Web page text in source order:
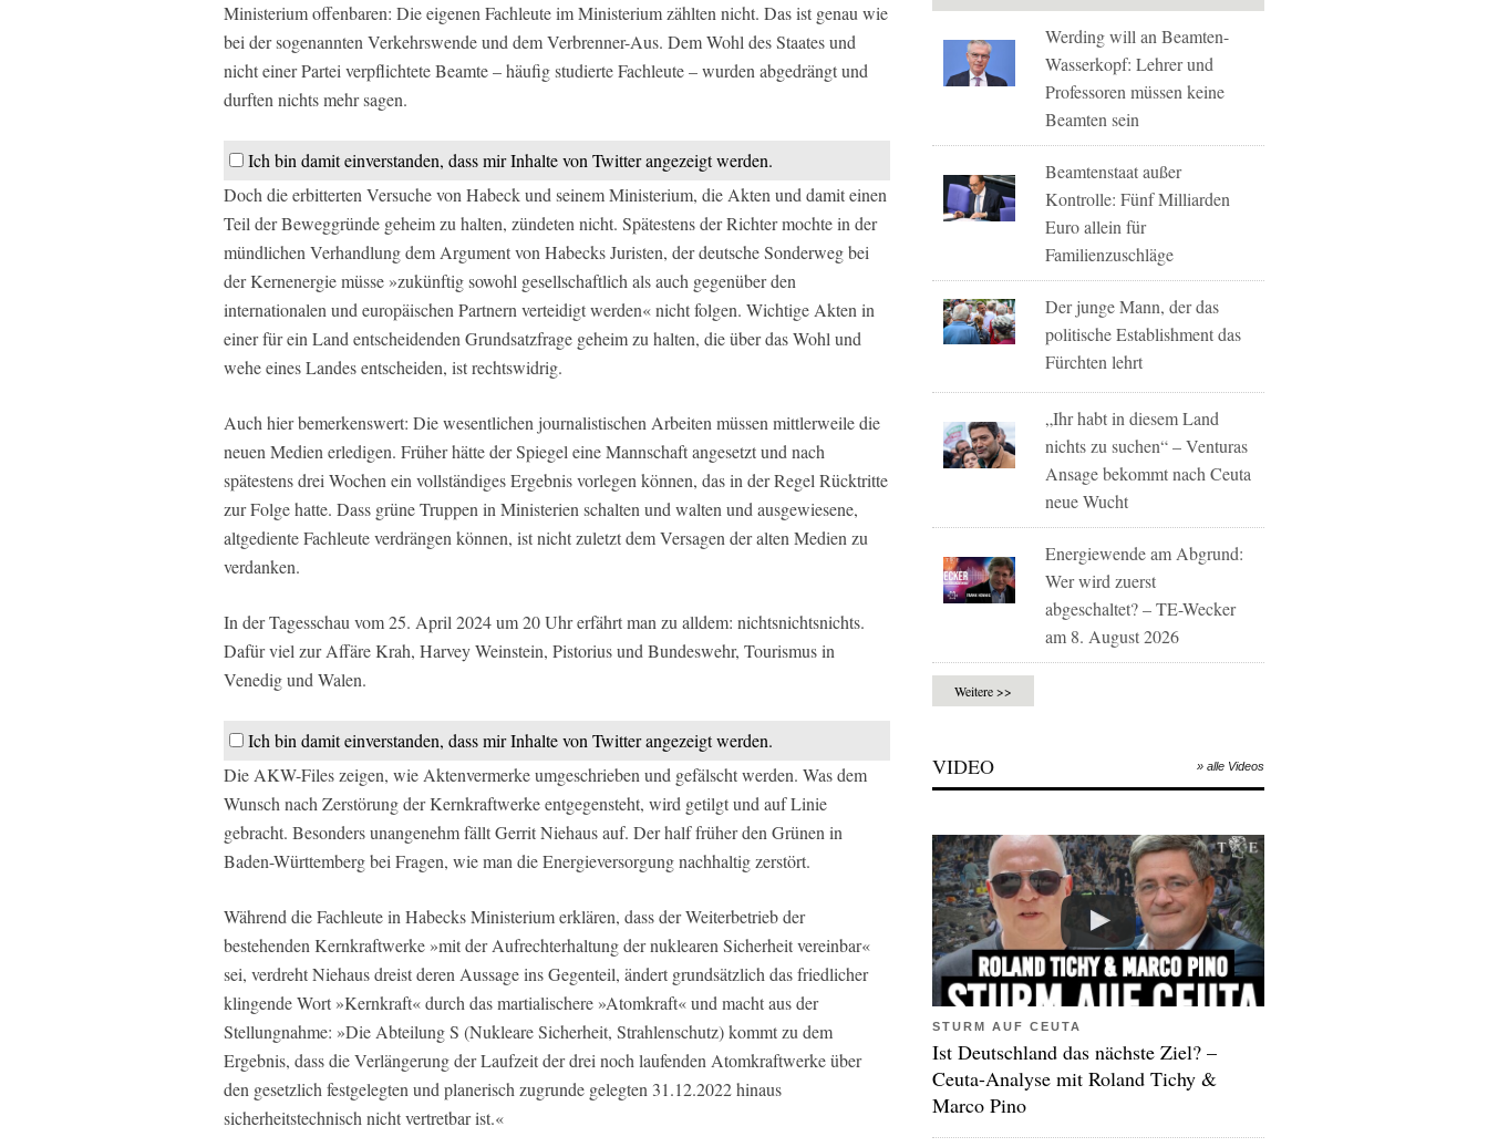
Ministerium offenbaren: Die eigenen Fachleute im Ministerium zählten nicht. Das ist genau wie
bei der sogenannten Verkehrswende und dem Verbrenner-Aus. Dem Wohl des Staates und
nicht einer Partei verpflichtete Beamte – häufig studierte Fachleute – wurden abgedrängt und
durften nichts mehr sagen.
Ich bin damit einverstanden, dass mir Inhalte von Twitter angezeigt werden.
Doch die erbitterten Versuche von Habeck und seinem Ministerium, die Akten und damit einen
Teil der Beweggründe geheim zu halten, zündeten nicht. Spätestens der Richter mochte in der
mündlichen Verhandlung dem Argument von Habecks Juristen, der deutsche Sonderweg bei
der Kernenergie müsse »zukünftig sowohl gesellschaftlich als auch gegenüber den
internationalen und europäischen Partnern verteidigt werden« nicht folgen. Wichtige Akten in
einer für ein Land entscheidenden Grundsatzfrage geheim zu halten, die über das Wohl und
wehe eines Landes entscheiden, ist rechtswidrig.
Auch hier bemerkenswert: Die wesentlichen journalistischen Arbeiten müssen mittlerweile die
neuen Medien erledigen. Früher hätte der Spiegel eine Mannschaft angesetzt und nach
spätestens drei Wochen ein vollständiges Ergebnis vorlegen können, das in der Regel Rücktritte
zur Folge hatte. Dass grüne Truppen in Ministerien schalten und walten und ausgewiesene,
altgediente Fachleute verdrängen können, ist nicht zuletzt dem Versagen der alten Medien zu
verdanken.
In der Tagesschau vom 25. April 2024 um 20 Uhr erfährt man zu alldem: nichtsnichtsnichts.
Dafür viel zur Affäre Krah, Harvey Weinstein, Pistorius und Bundeswehr, Tourismus in
Venedig und Walen.
Ich bin damit einverstanden, dass mir Inhalte von Twitter angezeigt werden.
Die AKW-Files zeigen, wie Aktenvermerke umgeschrieben und gefälscht werden. Was dem
Wunsch nach Zerstörung der Kernkraftwerke entgegensteht, wird getilgt und auf Linie
gebracht. Besonders unangenehm fällt Gerrit Niehaus auf. Der half früher den Grünen in
Baden-Württemberg bei Fragen, wie man die Energieversorgung nachhaltig zerstört.
Während die Fachleute in Habecks Ministerium erklären, dass der Weiterbetrieb der
bestehenden Kernkraftwerke »mit der Aufrechterhaltung der nuklearen Sicherheit vereinbar«
sei, verdreht Niehaus dreist deren Aussage ins Gegenteil, ändert grundsätzlich das friedlicher
klingende Wort »Kernkraft« durch das martialischere »Atomkraft« und macht aus der
Stellungnahme: »Die Abteilung S (Nukleare Sicherheit, Strahlenschutz) kommt zu dem
Ergebnis, dass die Verlängerung der Laufzeit der drei noch laufenden Atomkraftwerke über
den gesetzlich festgelegten und planerisch zugrunde gelegten 31.12.2022 hinaus
sicherheitstechnisch nicht vertretbar ist.«
Werding will an Beamten-
Wasserkopf: Lehrer und
Professoren müssen keine
Beamten sein
Beamtenstaat außer
Kontrolle: Fünf Milliarden
Euro allein für
Familienzuschläge
Der junge Mann, der das
politische Establishment das
Fürchten lehrt
„Ihr habt in diesem Land
nichts zu suchen“ – Venturas
Ansage bekommt nach Ceuta
neue Wucht
Energiewende am Abgrund:
Wer wird zuerst
abgeschaltet? – TE-Wecker
am 8. August 2026
Weitere >>
VIDEO » alle Videos
STURM AUF CEUTA
Ist Deutschland das nächste Ziel? –
Ceuta-Analyse mit Roland Tichy &
Marco Pino